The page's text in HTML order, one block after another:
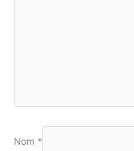
Nom *